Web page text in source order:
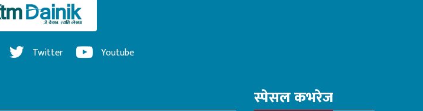
Twitter Youtube
स्पेसल कभरेज